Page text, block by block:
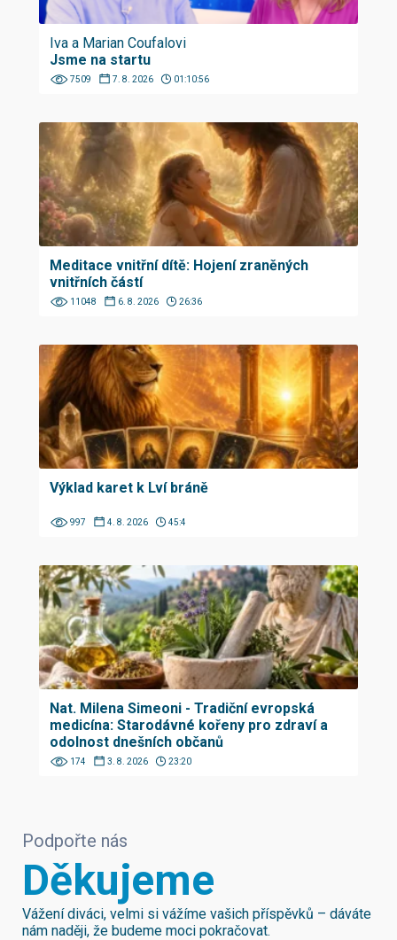
Iva a Marian Coufalovi
Jsme na startu
7509 7. 8. 2026 01:10:56
Meditace vnitřní dítě: Hojení zraněných
vnitřních částí
11048 6. 8. 2026 26:36
Výklad karet k Lví bráně
997 4. 8. 2026 45:4
Nat. Milena Simeoni - Tradiční evropská
medicína: Starodávné kořeny pro zdraví a
odolnost dnešních občanů
174 3. 8. 2026 23:20
Podpořte nás
Děkujeme
Vážení diváci, velmi si vážíme vašich příspěvků – dáváte
nám naději, že budeme moci pokračovat.